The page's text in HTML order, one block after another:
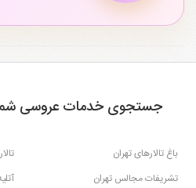
جستجوی خدمات عروسی
باغ تالارهای تهران
تشریفات مجالس تهران